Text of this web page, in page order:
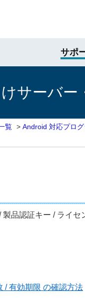
サポ
サーバー
覧 > Android 対応プログ
品認証キー / ライ
/ 有効期限 の確認方法